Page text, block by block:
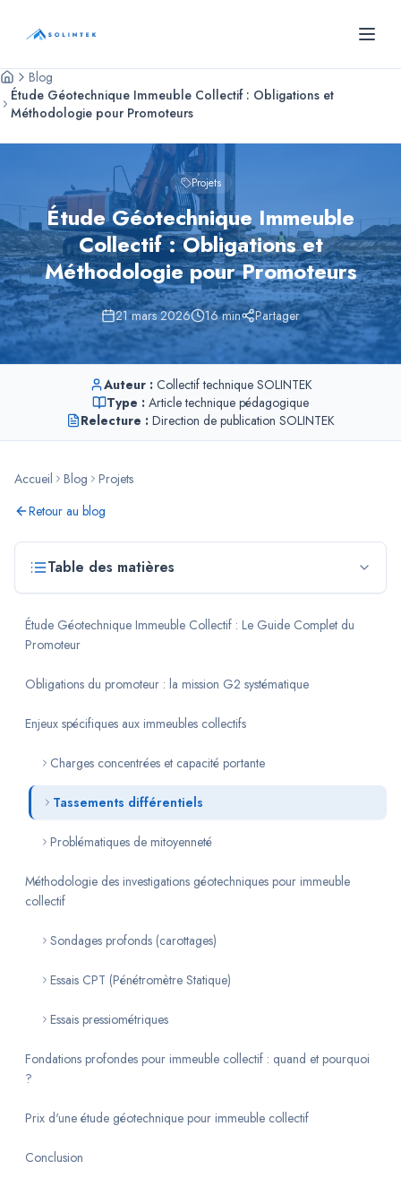
SOLINTEK- Bureau d'études géotechniques
Blog
Étude Géotechnique Immeuble Collectif : Obligations et
Méthodologie pour Promoteurs
Projets
Étude Géotechnique Immeuble
Collectif : Obligations et
Méthodologie pour Promoteurs
21 mars 2026 16min Partager
Auteur : Collectif technique SOLINTEK
Type : Article technique pédagogique
Relecture : Direction de publication SOLINTEK
Accueil Blog
Projets
Retour au blog
Table des matières
Étude Géotechnique Immeuble Collectif : Le Guide Complet du
Promoteur
Obligations du promoteur : la mission G2 systématique
Enjeux spécifiques aux immeubles collectifs
Charges concentrées et capacité portante
Tassements différentiels
Problématiques de mitoyenneté
Méthodologie des investigations géotechniques pour immeuble
collectif
Sondages profonds (carottages)
Essais CPT (Pénétromètre Statique)
Essais pressiométriques
Fondations profondes pour immeuble collectif : quand et pourquoi
?
Prix d'une étude géotechnique pour immeuble collectif
Conclusion